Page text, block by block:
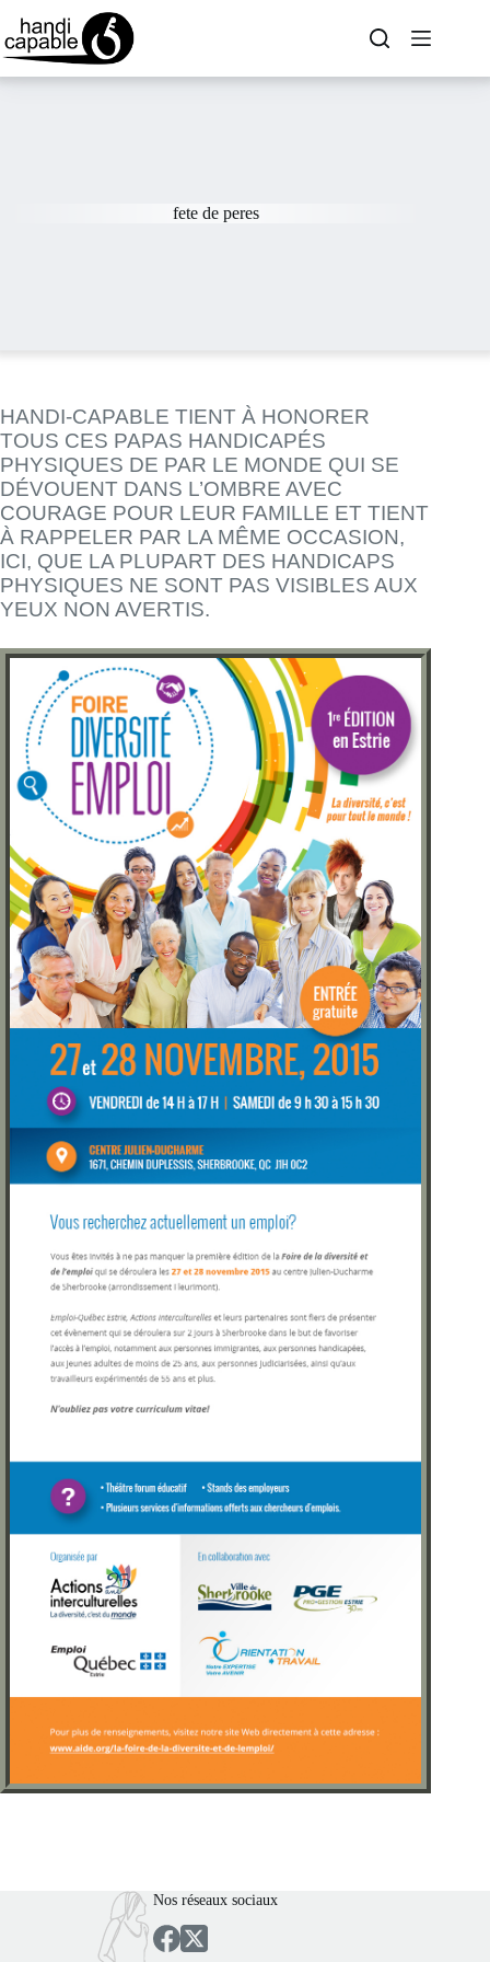
fete de peres
HANDI-CAPABLE TIENT À HONORER
TOUS CES PAPAS HANDICAPÉS
PHYSIQUES DE PAR LE MONDE QUI SE
DÉVOUENT DANS L’OMBRE AVEC
COURAGE POUR LEUR FAMILLE ET TIENT
À RAPPELER PAR LA MÊME OCCASION,
ICI, QUE LA PLUPART DES HANDICAPS
PHYSIQUES NE SONT PAS VISIBLES AUX
YEUX NON AVERTIS.
Nos réseaux sociaux